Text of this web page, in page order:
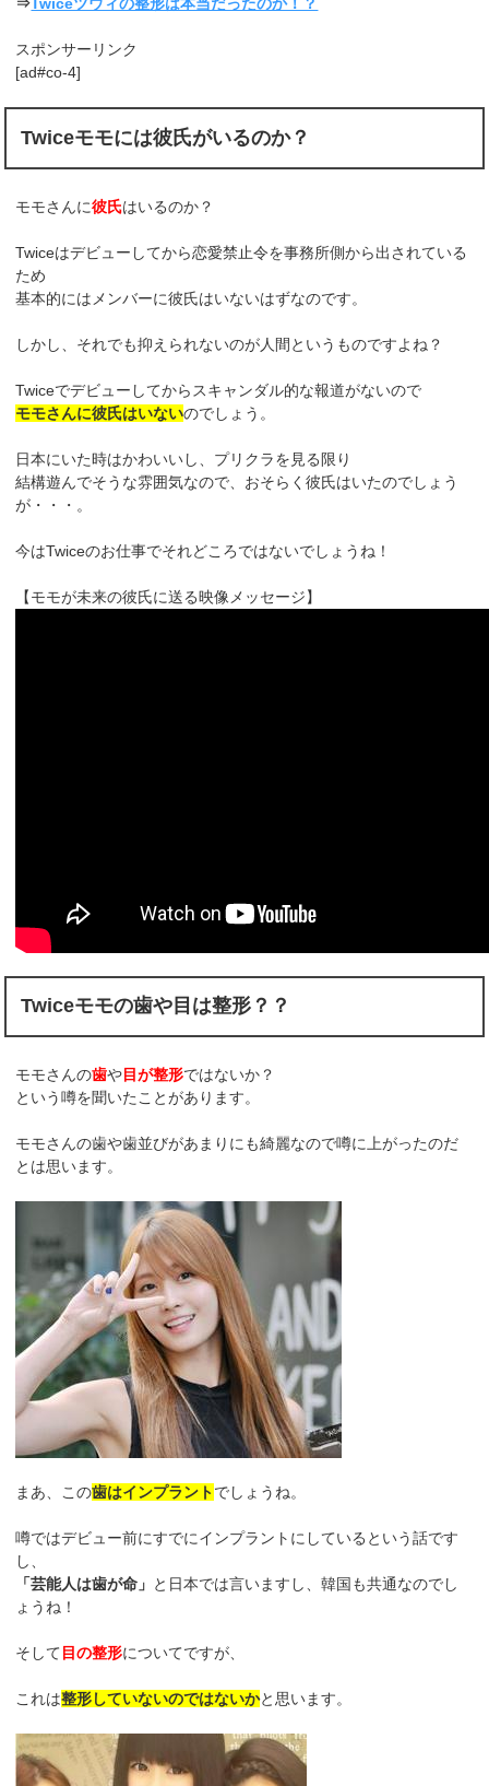
スポンサーリンク
[ad#co-4]
Twiceモモには彼氏がいるのか？
モモさんに彼氏はいるのか？
Twiceはデビューしてから恋愛禁止令を事務所側から出されている
ため
基本的にはメンバーに彼氏はいないはずなのです。
しかし、それでも抑えられないのが人間というものですよね？
Twiceでデビューしてからスキャンダル的な報道がないので
モモさんに彼氏はいないのでしょう。
日本にいた時はかわいいし、プリクラを見る限り
結構遊んでそうな雰囲気なので、おそらく彼氏はいたのでしょう
が・・・。
今はTwiceのお仕事でそれどころではないでしょうね！
【モモが未来の彼氏に送る映像メッセージ】
Twiceモモの歯や目は整形？？
モモさんの歯や目が整形ではないか？
という噂を聞いたことがあります。
モモさんの歯や歯並びがあまりにも綺麗なので噂に上がったのだ
とは思います。
まあ、この歯はインプラントでしょうね。
噂ではデビュー前にすでにインプラントにしているという話です
し、
「芸能人は歯が命」 と日本では言いますし、韓国も共通なのでし
ょうね！
そして 目の整形についてですが、
これは整形していないのではないかと思います。